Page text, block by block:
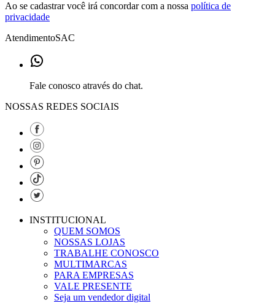
Ao se cadastrar você irá concordar com a nossa política de
privacidade
AtendimentoSAC
Fale conosco através do chat.
NOSSAS REDES SOCIAIS
INSTITUCIONAL
QUEM SOMOS
NOSSAS LOJAS
TRABALHE CONOSCO
MULTIMARCAS
PARA EMPRESAS
VALE PRESENTE
Seja um vendedor digital